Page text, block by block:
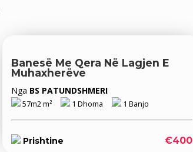
Banesë Me Qera Në Lagjen E
Muhaxherëve
Nga BS PATUNDSHMERI
57m2 m² 1 Dhoma 1 Banjo
Prishtine €400